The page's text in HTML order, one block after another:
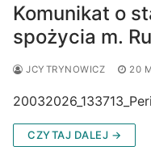
Komunikat o
spożycia m.
JCYTRYNOWICZ 20
CZYTAJ DALEJ →